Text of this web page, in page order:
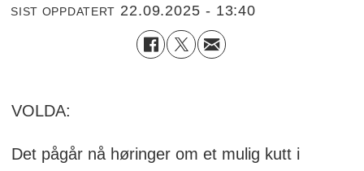
SIST OPPDATERT 22.09.2025 - 13:40
VOLDA:
Det pågår nå høringer om et mulig kutt i